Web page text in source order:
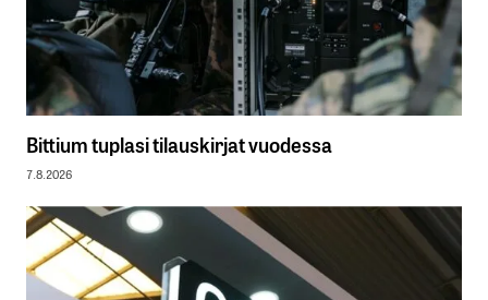
Bittium tuplasi tilauskirjat vuodessa
7.8.2026